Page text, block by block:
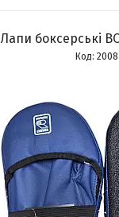
Лапи боксерські